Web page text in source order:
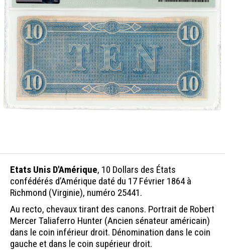
Etats Unis D'Amérique, 10 Dollars des États
confédérés d’Amérique daté du 17 Février 1864 à
Richmond (Virginie), numéro 25441.
Au recto, chevaux tirant des canons. Portrait de Robert
Mercer Taliaferro Hunter (Ancien sénateur américain)
dans le coin inférieur droit. Dénomination dans le coin
gauche et dans le coin supérieur droit.